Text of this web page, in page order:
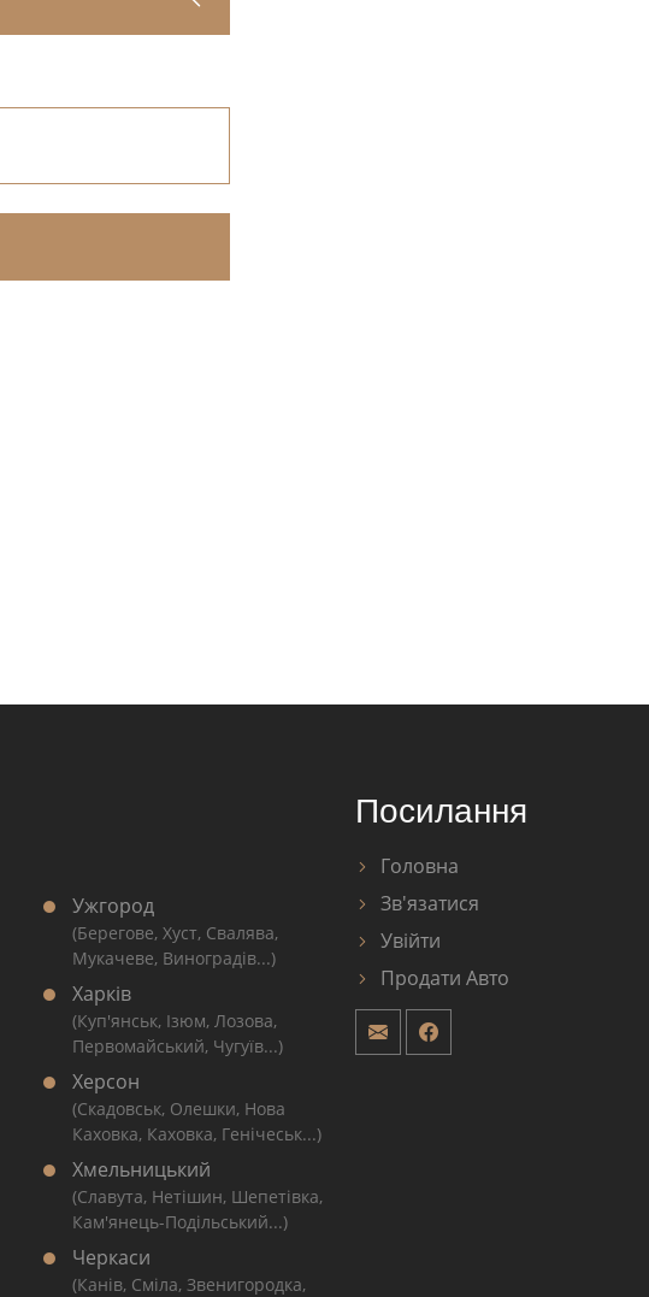
Ужгород
(Берегове, Хуст, Свалява,
Мукачеве, Виноградів...)
Харків
(Куп'янськ, Ізюм, Лозова,
Первомайський, Чугуїв...)
Херсон
(Скадовськ, Олешки, Нова
Каховка, Каховка, Генічеськ...)
Хмельницький
(Славута, Нетішин, Шепетівка,
Кам'янець-Подільський...)
Черкаси
(Канів, Сміла, Звенигородка,
Посилання
Головна
Зв'язатися
Увійти
Продати Авто